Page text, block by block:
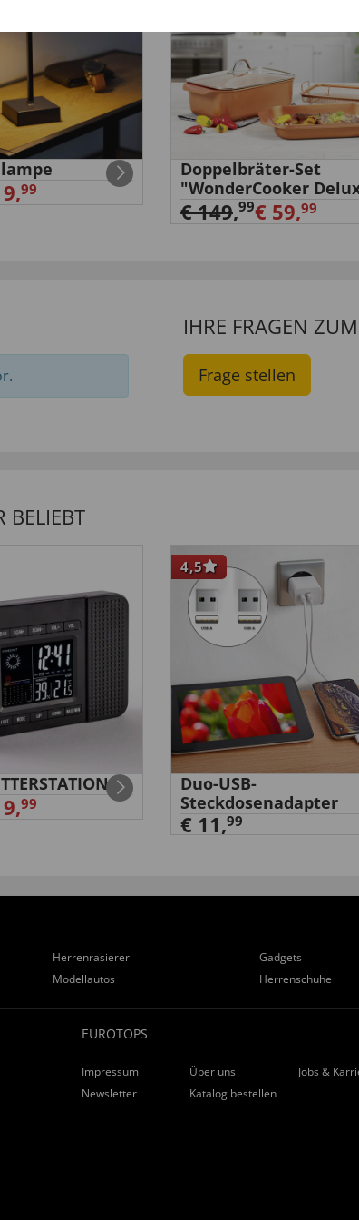
99
Doppelbräter-Set
"WonderCooker
€ 149,99€ 59,99
IHRE FRAGEN
Frage stellen
BELIEBT
99
4,5
Duo-USB-
Steckdosenadapter
€ 11,99
Herrenrasierer Gadgets
Modellautos Herrenschuhe
EUROTOPS
Impressum Über uns
Jobs &
Newsletter
Katalog bestellen